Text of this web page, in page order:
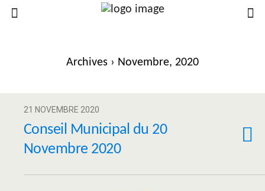
Archives › Novembre, 2020
21 NOVEMBRE 2020
Conseil Municipal du 20
Novembre 2020